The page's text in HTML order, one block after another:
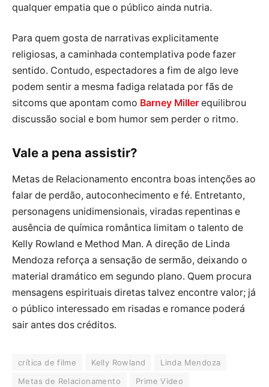
qualquer empatia que o público ainda nutria.
Para quem gosta de narrativas explicitamente
religiosas, a caminhada contemplativa pode fazer
sentido. Contudo, espectadores a fim de algo leve
podem sentir a mesma fadiga relatada por fãs de
sitcoms que apontam como Barney Miller equilibrou
discussão social e bom humor sem perder o ritmo.
Vale a pena assistir?
Metas de Relacionamento encontra boas intenções ao
falar de perdão, autoconhecimento e fé. Entretanto,
personagens unidimensionais, viradas repentinas e
ausência de química romântica limitam o talento de
Kelly Rowland e Method Man. A direção de Linda
Mendoza reforça a sensação de sermão, deixando o
material dramático em segundo plano. Quem procura
mensagens espirituais diretas talvez encontre valor; já
o público interessado em risadas e romance poderá
sair antes dos créditos.
crítica de filme Kelly Rowland
Linda Mendoza
Metas de Relacionamento
Prime Video